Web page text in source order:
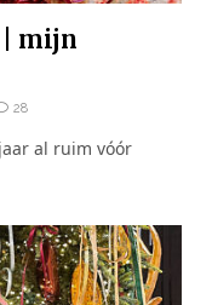
mijn
28
al ruim vóór